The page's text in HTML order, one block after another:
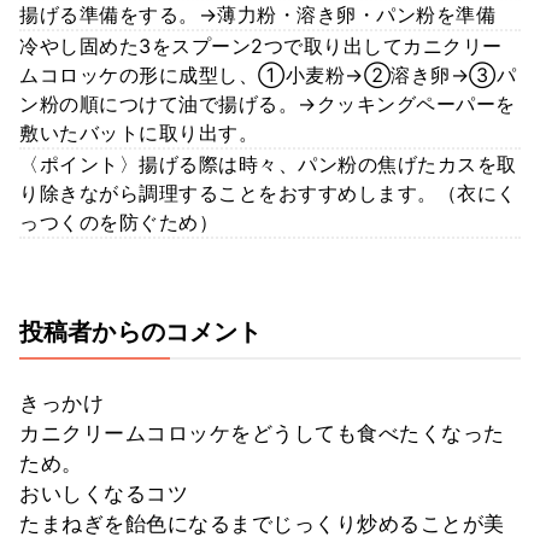
揚げる準備をする。→薄力粉・溶き卵・パン粉を準備
冷やし固めた3をスプーン2つで取り出してカニクリー
ムコロッケの形に成型し、①小麦粉→②溶き卵→③パ
ン粉の順につけて油で揚げる。→クッキングペーパーを
敷いたバットに取り出す。
〈ポイント〉揚げる際は時々、パン粉の焦げたカスを取
り除きながら調理することをおすすめします。（衣にく
っつくのを防ぐため）
投稿者からのコメント
きっかけ
カニクリームコロッケをどうしても食べたくなった
ため。
おいしくなるコツ
たまねぎを飴色になるまでじっくり炒めることが美